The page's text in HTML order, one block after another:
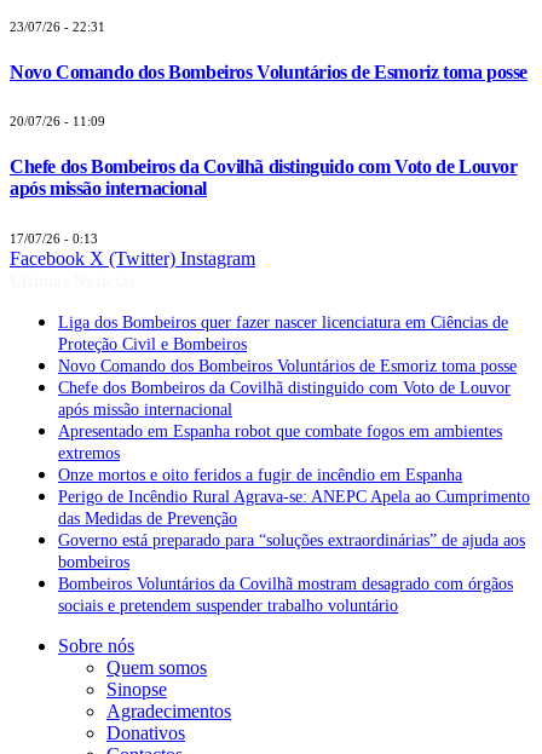
23/07/26 - 22:31
Novo Comando dos Bombeiros Voluntários de Esmoriz toma posse
20/07/26 - 11:09
Chefe dos Bombeiros da Covilhã distinguido com Voto de Louvor
após missão internacional
17/07/26 - 0:13
Facebook X (Twitter) Instagram
Liga dos Bombeiros quer fazer nascer licenciatura em Ciências de
Proteção Civil e Bombeiros
Novo Comando dos Bombeiros Voluntários de Esmoriz toma posse
Chefe dos Bombeiros da Covilhã distinguido com Voto de Louvor
após missão internacional
Apresentado em Espanha robot que combate fogos em ambientes
extremos
Onze mortos e oito feridos a fugir de incêndio em Espanha
Perigo de Incêndio Rural Agrava-se: ANEPC Apela ao Cumprimento
das Medidas de Prevenção
Governo está preparado para “soluções extraordinárias” de ajuda aos
bombeiros
Bombeiros Voluntários da Covilhã mostram desagrado com órgãos
sociais e pretendem suspender trabalho voluntário
Sobre nós
Quem somos
Sinopse
Agradecimentos
Donativos